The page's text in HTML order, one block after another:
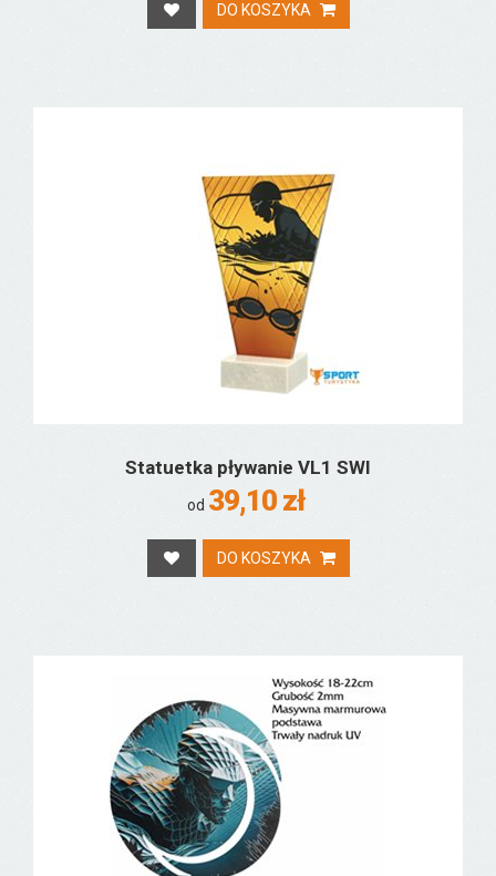
DO KOSZYKA
Statuetka pływanie VL1 SWI
od 39,10 zł
DO KOSZYKA